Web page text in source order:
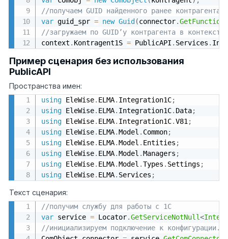
//получаем GUID найденного ранее контрагента
var guid_spr = new Guid (connector.
//загружаем по GUID’у контрагента в
context . Kontragent1S = PublicAPI . Services .
Пример сценария без использования
PublicAPI
Пространства имен:
using EleWise. ELMA. Integration1C;
using EleWise. ELMA. Integration1C. Data;
using EleWise. ELMA. Integration1C.V81 ;
using EleWise. ELMA.Model . Common;
using EleWise. ELMA.Model . Entities ;
using EleWise. ELMA.Model .Managers ;
using EleWise. ELMA.Model .Types . Settings ;
using EleWise. ELMA. Services ;
Текст сценария:
//получим службу для работы с 1С
var service = Locator.GetServiceNotNull<
//инициализируем подключение к